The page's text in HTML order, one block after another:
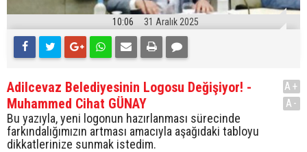
10:06 31 Aralık 2025
Adilcevaz Belediyesinin Logosu Değişiyor! -
Muhammed Cihat GÜNAY
Bu yazıyla, yeni logonun hazırlanması sürecinde
farkındalığımızın artması amacıyla aşağıdaki tabloyu
dikkatlerinize sunmak istedim.
A+
A-